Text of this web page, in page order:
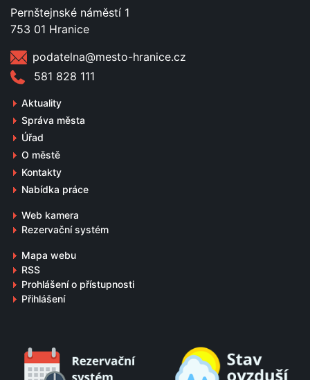
Pernštejnské náměstí 1
753 01 Hranice
podatelna@mesto-hranice.cz
581 828 111
Aktuality
Správa města
Úřad
O městě
Kontakty
Nabídka práce
Web kamera
Rezervační systém
Mapa webu
RSS
Prohlášení o přístupnosti
Přihlášení